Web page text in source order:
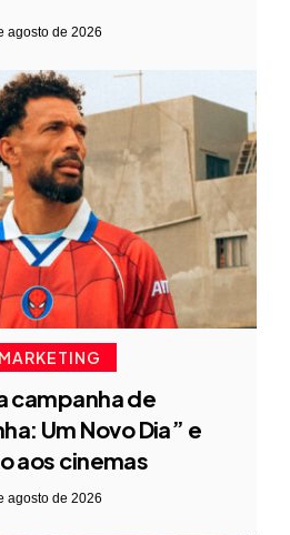
agosto de 2026
campanha de
Um Novo Dia” e
aos cinemas
agosto de 2026